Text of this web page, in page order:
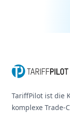
TariffPilot ist die
komplexe Trade-